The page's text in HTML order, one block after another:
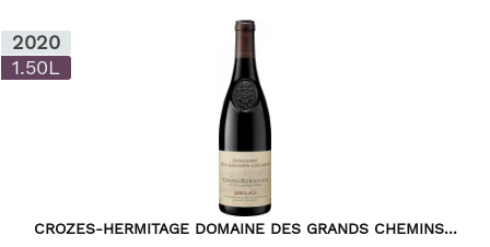
2020
1.50L
CROZES-HERMITAGE DOMAINE DES GRANDS CHEMINS...